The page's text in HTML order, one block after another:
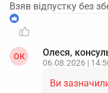
Взяв відпустку без
1
ОК Олеся,
06.08.2026 |
Ви